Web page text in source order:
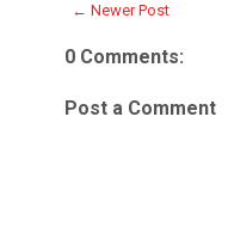
← Newer Post
0 Comments:
Post a Comment